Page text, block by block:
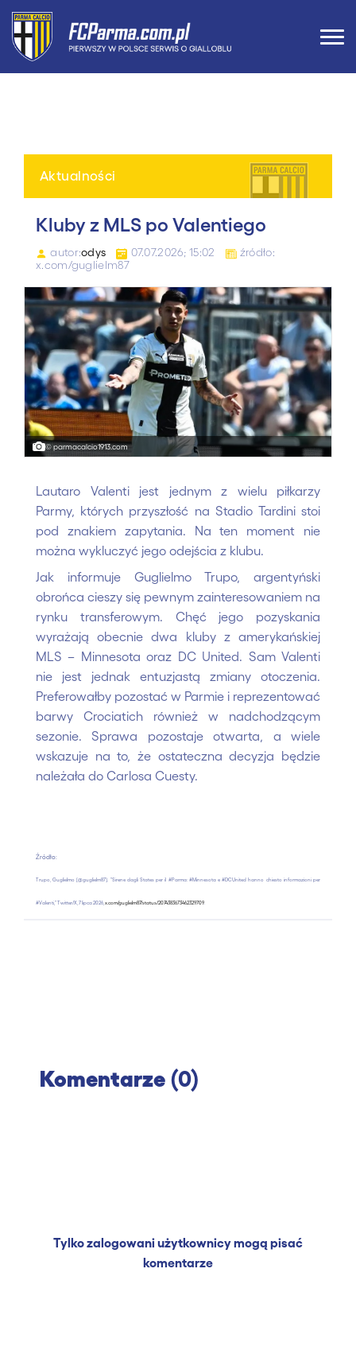
Aktualności
Kluby z MLS po Valentiego
autor:odys 07.07.2026; 15:02
źródło:
x.com/guglielm87
© parmacalcio1913.com
Lautaro Valenti jest jednym z wielu piłkarzy
Parmy, których przyszłość na Stadio Tardini stoi
pod znakiem zapytania. Na ten moment nie
można wykluczyć jego odejścia z klubu.
Jak informuje Guglielmo Trupo, argentyński
obrońca cieszy się pewnym zainteresowaniem na
rynku transferowym. Chęć jego pozyskania
wyrażają obecnie dwa kluby z amerykańskiej
MLS – Minnesota oraz DC United. Sam Valenti
nie jest jednak entuzjastą zmiany otoczenia.
Preferowałby pozostać w Parmie i reprezentować
barwy Crociatich również w nadchodzącym
sezonie. Sprawa pozostaje otwarta, a wiele
wskazuje na to, że ostateczna decyzja będzie
należała do Carlosa Cuesty.
Źródło:
Trupo, Guglielmo [@guglielm87]. "Sirene dagli States per il #Parma: #Minnesota e #DCUnited hanno chiesto informazioni per
#Valenti," Twitter/X, 7 lipca 2026, x.com/guglielm87/status/2074383673462329709.
Komentarze (0)
Tylko zalogowani użytkownicy mogą pisać
komentarze